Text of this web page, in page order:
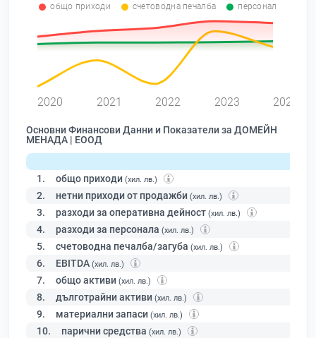
общо приходи счетоводна печалба персонал
2020 2021 2022 2023 2024
Основни Финансови Данни и Показатели за ДОМЕЙН
МЕНАДА | ЕООД
1. общо приходи (хил. лв.)
2. нетни приходи от продажби (хил. лв.)
3. разходи за оперативна дейност (хил. лв.)
4. разходи за персонала (хил. лв.)
5. счетоводна печалба/загуба (хил. лв.)
6. EBITDA (хил. лв.)
7. общо активи (хил. лв.)
8. дълготрайни активи (хил. лв.)
9. материални запаси (хил. лв.)
10. парични средства (хил. лв.)